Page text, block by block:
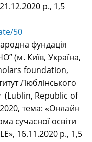
р., 1,5
50
фундація
(м. Київ, Україна,
foundation,
Люблінського
(Lublin, Republic of
тема: «Онлайн
сучасної освіти
16.11.2020 р., 1,5